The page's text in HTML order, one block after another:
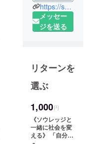
https://sowledge.com/
メッセー
ジを送る
リターンを
選ぶ
1,000円
《ソウレッジと
一緒に社会を変
える》 「自分に